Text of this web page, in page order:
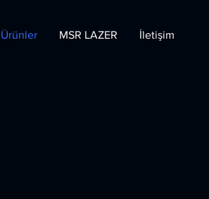
Ürünler MSR LAZER İletişim